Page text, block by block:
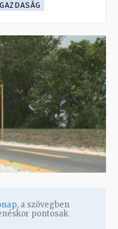
, a szövegben
pontosak